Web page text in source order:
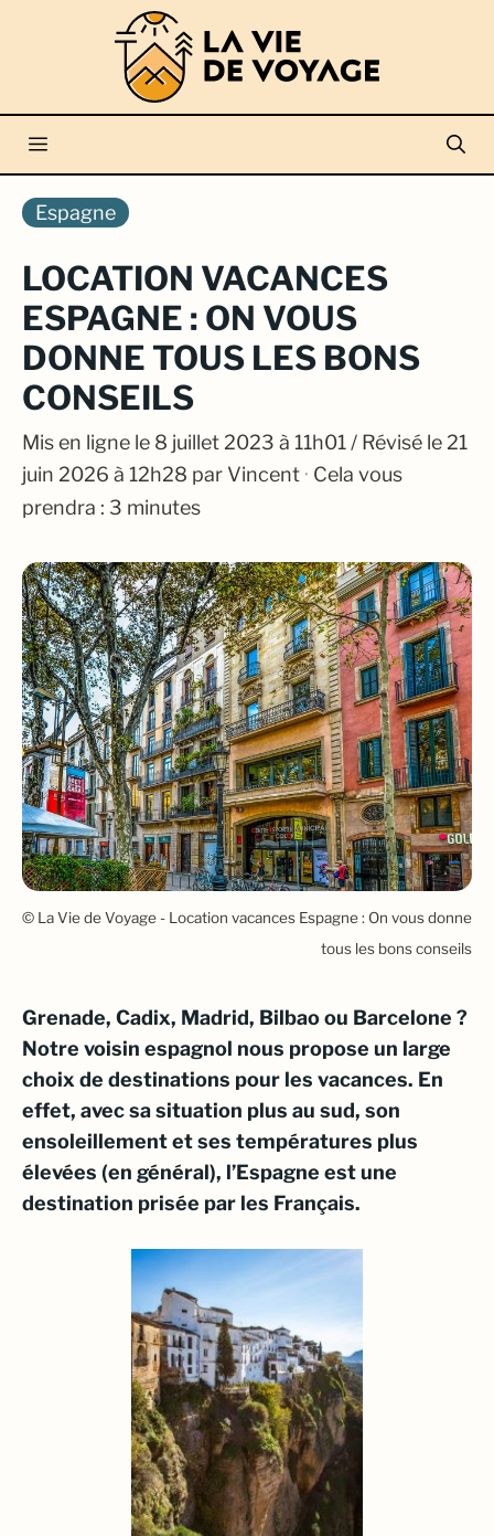
Menu
Espagne
LOCATION VACANCES
ESPAGNE : ON VOUS
DONNE TOUS LES BONS
CONSEILS
Mis en ligne le 8 juillet 2023 à 11h01 / Révisé le 21
juin 2026 à 12h28 par Vincent · Cela vous
prendra : 3 minutes
© La Vie de Voyage - Location vacances Espagne : On vous donne
tous les bons conseils
Grenade, Cadix, Madrid, Bilbao ou Barcelone ?
Notre voisin espagnol nous propose un large
choix de destinations pour les vacances. En
effet, avec sa situation plus au sud, son
ensoleillement et ses températures plus
élevées (en général), l’Espagne est une
destination prisée par les Français.